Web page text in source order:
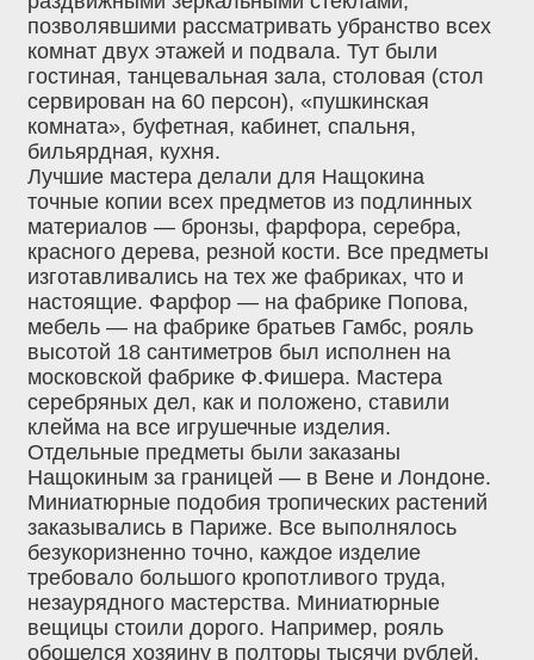
позволявшими рассматривать убранство всех
комнат двух этажей и подвала. Тут были
гостиная, танцевальная зала, столовая (стол
сервирован на 60 персон), «пушкинская
комната», буфетная, кабинет, спальня,
бильярдная, кухня.
Лучшие мастера делали для Нащокина
точные копии всех предметов из подлинных
материалов — бронзы, фарфора, серебра,
красного дерева, резной кости. Все предметы
изготавливались на тех же фабриках, что и
настоящие. Фарфор — на фабрике Попова,
мебель — на фабрике братьев Гамбс, рояль
высотой 18 сантиметров был исполнен на
московской фабрике Ф.Фишера. Мастера
серебряных дел, как и положено, ставили
клейма на все игрушечные изделия.
Отдельные предметы были заказаны
Нащокиным за границей — в Вене и Лондоне.
Миниатюрные подобия тропических растений
заказывались в Париже. Все выполнялось
безукоризненно точно, каждое изделие
требовало большого кропотливого труда,
незаурядного мастерства. Миниатюрные
вещицы стоили дорого. Например, рояль
обошелся хозяину в полторы тысячи рублей.